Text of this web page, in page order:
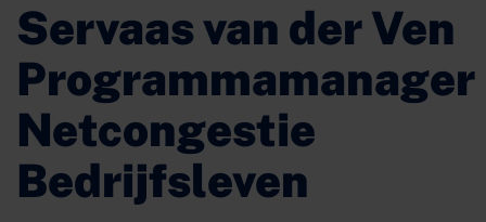
Servaas van der Ven
Programmamanager
Netcongestie
Bedrijfsleven